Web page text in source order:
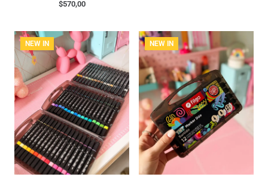
$570,00
NEW IN NEW IN